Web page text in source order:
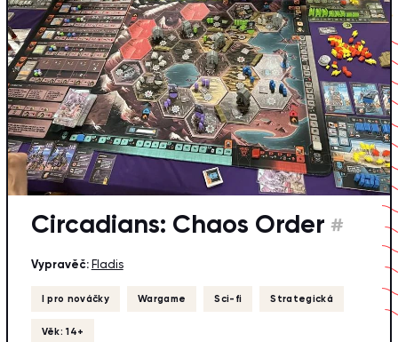
Circadians: Chaos Order #
Vypravěč: Fladis
I pro nováčky Wargame Sci-fi Strategická
Věk: 14+